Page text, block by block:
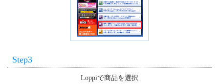
Step3
Loppiで商品を選択